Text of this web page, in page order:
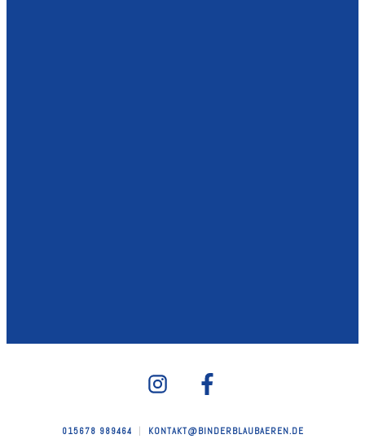
015678 989464 | KONTAKT@BINDERBLAUBAEREN.DE